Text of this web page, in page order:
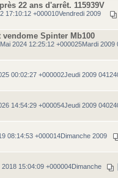
22 ans d'arrêt. 115939V
17:10:12 +000010Vendredi 2009
Spinter Mb100
2024 12:25:12 +000025Mardi 2009
00:02:27 +000002Jeudi 2009
14:54:29 +000054Jeudi 2009
08:14:53 +000014Dimanche 2009
15:04:09 +000004Dimanche